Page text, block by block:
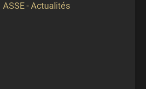
ASSE - Actualités